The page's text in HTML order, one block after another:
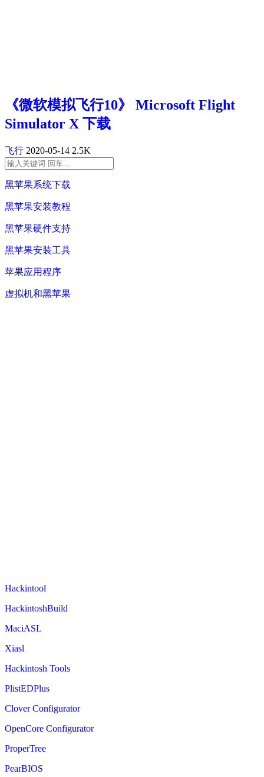
《微软模拟飞行10》 Microsoft Flight
Simulator X 下载
飞行 2020-05-14 2.5K
黑苹果系统下载
黑苹果安装教程
黑苹果硬件支持
黑苹果安装工具
苹果应用程序
虚拟机和黑苹果
Hackintool
HackintoshBuild
MaciASL
Xiasl
Hackintosh Tools
PlistEDPlus
Clover Configurator
OpenCore Configurator
ProperTree
PearBIOS